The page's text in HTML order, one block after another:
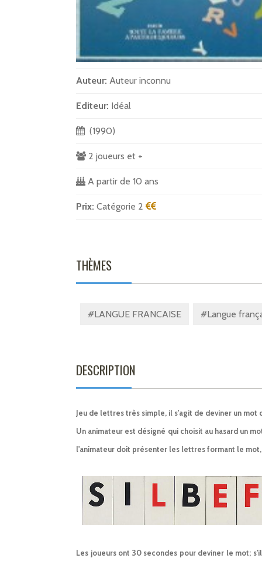
Auteur: Auteur inconnu
Editeur: Idéal
(1990)
2 joueurs et +
A partir de 10 ans
Prix: Catégorie 2
THÈMES
#LANGUE FRANCAISE #Langue
DESCRIPTION
Jeu de lettres très simple, il s'agit de deviner un
Un animateur est désigné qui choisit au hasard un
l'animateur doit présenter les lettres formant le
Les joueurs ont 30 secondes pour deviner le mot;